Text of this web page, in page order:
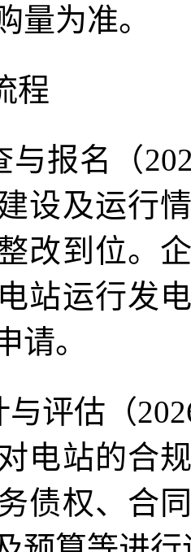
量为准。
程
与报名（
设及运行
改到位。
站运行发
请。
与评估（
电站的合
债权、合